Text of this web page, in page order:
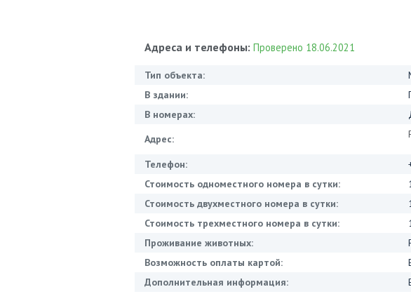
Адреса и телефоны: Проверено 18.06.2021
Тип объекта:
В здании:
В номерах:
Адрес:
Телефон:
Стоимость одноместного номера в сутки:
Стоимость двухместного номера в сутки:
Стоимость трехместного номера в сутки:
Проживание животных:
Возможность оплаты картой:
Дополнительная информация: